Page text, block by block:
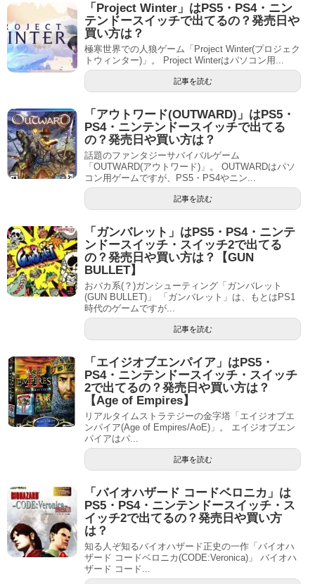
「Project Winter」はPS5・PS4・ニン
テンドースイッチで出てるの？発売日や
買い方は？
極寒世界での人狼ゲーム「Project Winter(プロジェク
トウィンター)」。 Project Winterはパソコン用...
記事を読む
「アウトワード(OUTWARD)」はPS5・
PS4・ニンテンドースイッチで出てる
の？発売日や買い方は？
話題のファンタジーサバイバルゲーム
「OUTWARD(アウトワード)」。 OUTWARDはパソ
コン用ゲームですが、PS5・PS4やニン...
記事を読む
「ガンバレット」はPS5・PS4・ニンテ
ンドースイッチ・スイッチ2で出てる
の？発売日や買い方は？【GUN
BULLET】
おバカ系(？)ガンシューティング「ガンバレット
(GUN BULLET)」 「ガンバレット」は、もとはPS1
時代のゲームですが...
記事を読む
「エイジオブエンパイア」はPS5・
PS4・ニンテンドースイッチ・スイッチ
2で出てるの？発売日や買い方は？
【Age of Empires】
リアルタイムストラテジーの金字塔「エイジオブエ
ンパイア(Age of Empires/AoE)」。 エイジオブエン
パイアはパ...
記事を読む
「バイオハザード コードベロニカ」は
PS5・PS4・ニンテンドースイッチ・ス
イッチ2で出てるの？発売日や買い方
は？
知る人ぞ知るバイオハザード正史の一作「バイオハ
ザード コードベロニカ(CODE:Veronica)」 バイオハ
ザード コード...